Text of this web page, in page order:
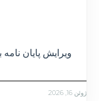
ویرایش پایان
ژوئن 16, 2026